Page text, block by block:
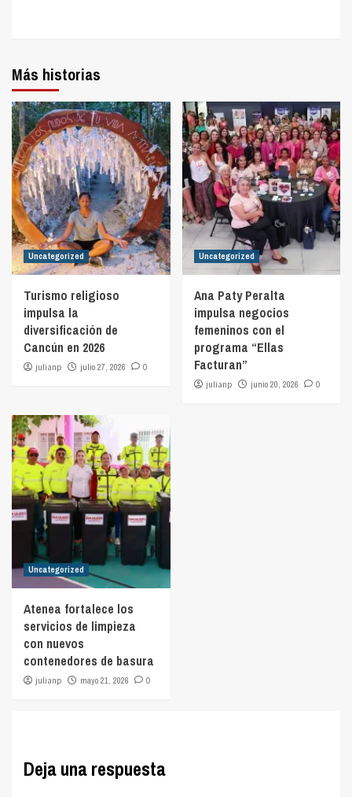
Más historias
Uncategorized
Turismo religioso
impulsa la
diversificación de
Cancún en 2026
julianp julio 27, 2026 0
Uncategorized
Ana Paty Peralta
impulsa negocios
femeninos con el
programa “Ellas
Facturan”
julianp junio 20, 2026 0
Uncategorized
Atenea fortalece los
servicios de limpieza
con nuevos
contenedores de basura
julianp mayo 21, 2026 0
Deja una respuesta